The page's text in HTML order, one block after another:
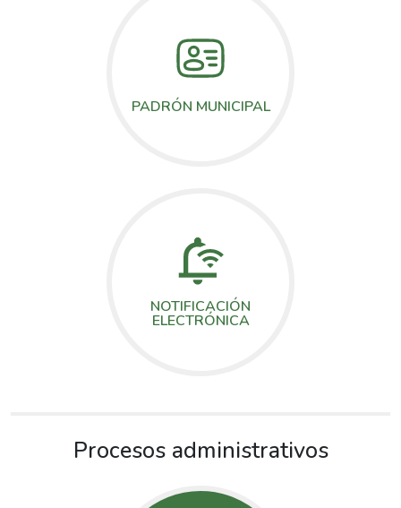
PADRÓN MUNICIPAL
NOTIFICACIÓN
ELECTRÓNICA
Procesos administrativos